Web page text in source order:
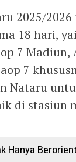
2025/
18 hari,
7
7
Nataru
di stasiun
Hanya